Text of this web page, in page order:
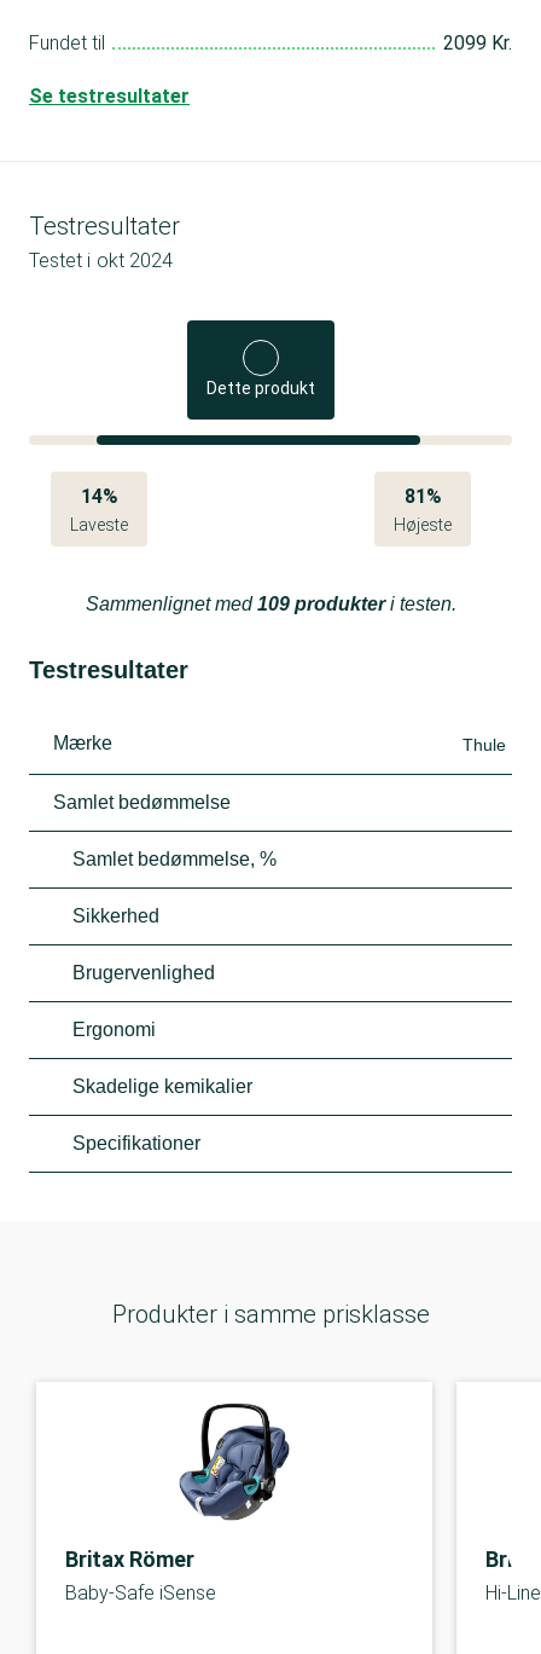
Fundet til 2099 Kr.
Se testresultater
Testresultater
Testet i okt 2024
Dette produkt
14%
Laveste
81%
Højeste
Sammenlignet med109 produkteri testen.
Testresultater
Mærke Thule
Samlet bedømmelse
Samlet bedømmelse, %
Sikkerhed
Brugervenlighed
Ergonomi
Skadelige kemikalier
Specifikationer
Produkter i samme prisklasse
Britax Römer
Baby-Safe iSense Hi-